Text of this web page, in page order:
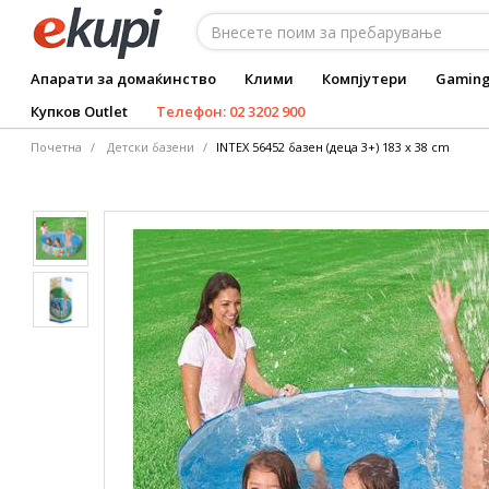
Апарати за домаќинство Клими Компјутери
Купков Outlet
Телефон: 02 3202 900
Почетна Детски базени INTEX 56452 базен (деца 3+) 183 x 38 cm